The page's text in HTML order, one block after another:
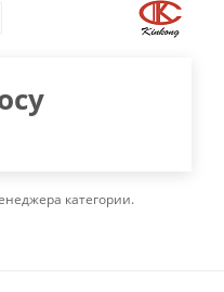
категории.